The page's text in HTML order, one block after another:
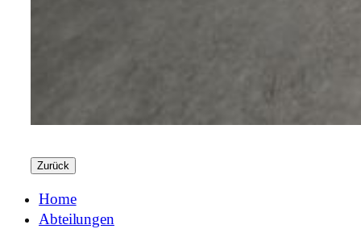
Zurück
Home
Abteilungen